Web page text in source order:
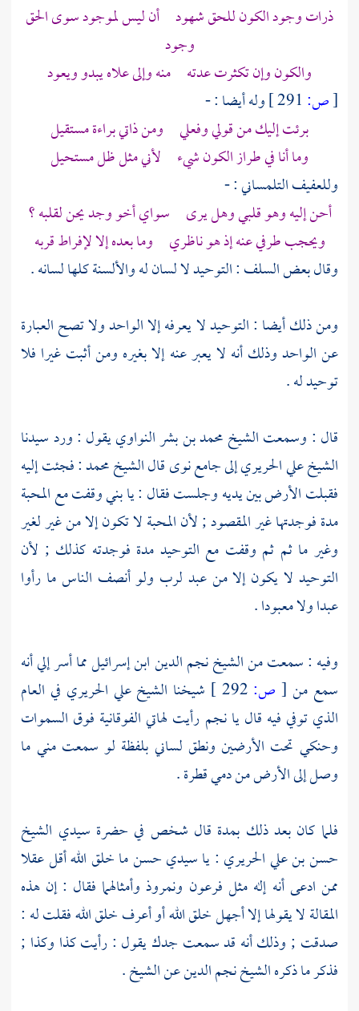
ذرات وجود الكون للحق شهود أن ليس لموجود سوى الحق
وجود
والكون وإن تكثرت عدته منه وإلى علاه يبدو ويعود
[ص:
وله أيضا : -
برئت إليك من قولي وفعلي ومن ذاتي براءة مستقيل
وما أنا في طراز الكون شيء لأني مثل ظل مستحيل
وللعفيفالتلمساني: -
أحن إليه وهو قلبي وهل يرى سواي أخو وجد يحن لقلبه ؟
ويحجب طرفي عنه إذ هو ناظري وما بعده إلا لإفراط قربه
وقال بعض السلف : التوحيد لا لسان له والألسنة كلها لسانه .
ومن ذلك أيضا : التوحيد لا يعرفه إلا الواحد ولا تصح العبارة
عن الواحد وذلك أنه لا يعبر عنه إلا بغيره ومن أثبت غيرا فلا
توحيد له .
قال : وسمعتالشيخ محمد بن بشر النواوييقول : ورد سيدنا
الشيخ علي الحريريإلىجامع نوىقالالشيخ محمد: فجئت إليه
فقبلت الأرض بين يديه وجلست فقال : يا بني وقفت مع المحبة
مدة فوجدتها غير المقصود ; لأن المحبة لا تكون إلا من غير لغير
وغير ما ثم ثم وقفت مع التوحيد مدة فوجدته كذلك ; لأن
التوحيد لا يكون إلا من عبد لرب ولو أنصف الناس ما رأوا
عبدا ولا معبودا .
وفيه : سمعت منالشيخ نجم الدين ابن إسرائيلمما أسر إلي أنه
سمع من [ ص: شيخنا الشيخ علي الحريري في العام
الذي توفي فيه قال يانجم رأيت لهاتي الفوقانية فوق السموات
وحنكي تحت الأرضين ونطق لساني بلفظة لو سمعت مني ما
وصل إلى الأرض من دمي قطرة .
فلما كان بعد ذلك بمدة قال شخص في حضرة سيدي الشيخ
حسن بن علي الحريري : يا سيديحسنما خلق الله أقل عقلا
ممن ادعى أنه إله مثل فرعون ونمروذ وأمثالهما فقال : إن هذه
المقالة لا يقولها إلا أجهل خلق الله أو أعرف خلق الله فقلت له :
صدقت ; وذلك أنه قد سمعت جدك يقول : رأيت كذا وكذا ;
فذكر ما ذكرهالشيخ نجم الدينعن الشيخ .